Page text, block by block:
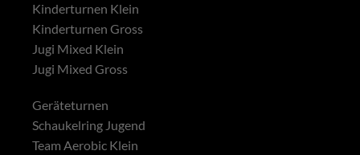
Kinderturnen Klein
Kinderturnen Gross
Jugi Mixed Klein
Jugi Mixed Gross
Geräteturnen
Schaukelring Jugend
Team Aerobic Klein